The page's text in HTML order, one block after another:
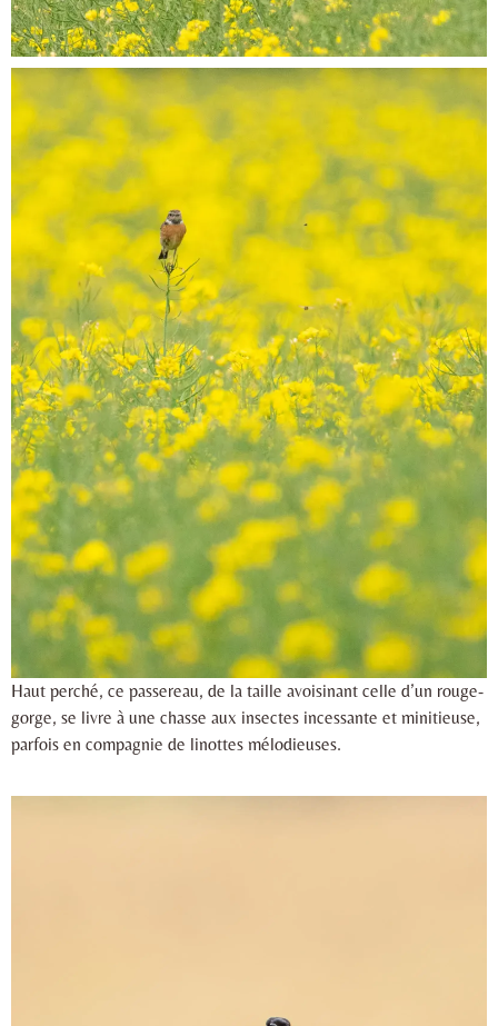
Haut perché, ce passereau, de la taille avoisinant celle d’un rouge-
gorge, se livre à une chasse aux insectes incessante et minitieuse,
parfois en compagnie de linottes mélodieuses.